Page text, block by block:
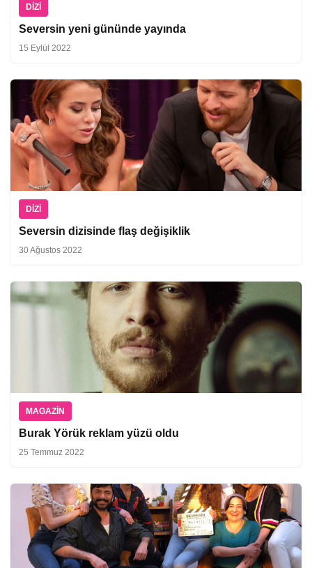
DIZI
Seversin yeni gününde yayında
15 Eylül 2022
DIZI
Seversin dizisinde flaş değişiklik
30 Ağustos 2022
MAGAZIN
Burak Yörük reklam yüzü oldu
25 Temmuz 2022